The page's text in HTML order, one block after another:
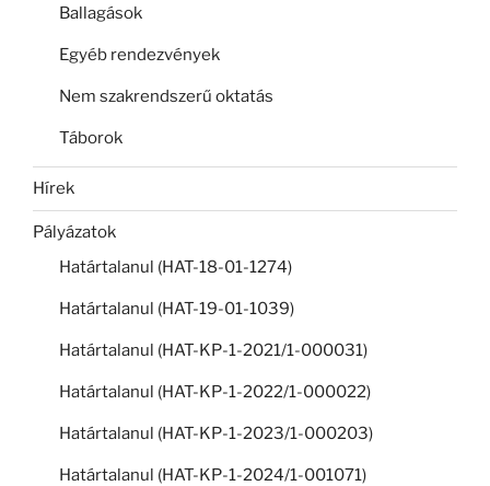
Ballagások
Egyéb rendezvények
Nem szakrendszerű oktatás
Táborok
Hírek
Pályázatok
Határtalanul (HAT-18-01-1274)
Határtalanul (HAT-19-01-1039)
Határtalanul (HAT-KP-1-2021/1-000031)
Határtalanul (HAT-KP-1-2022/1-000022)
Határtalanul (HAT-KP-1-2023/1-000203)
Határtalanul (HAT-KP-1-2024/1-001071)